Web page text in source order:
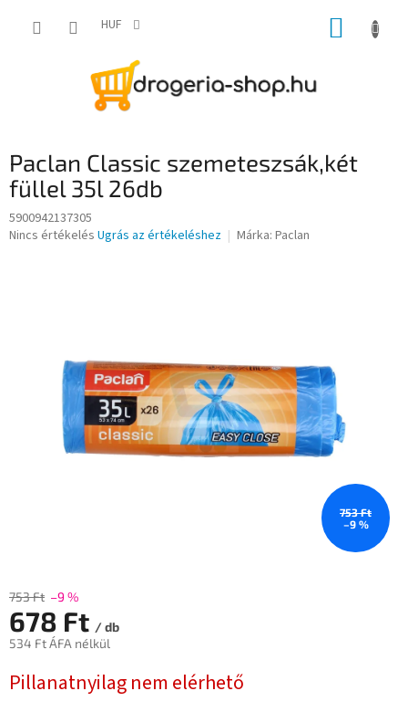
HUF KOSÁR
Paclan Classic szemeteszsák,két
füllel 35l 26db
5900942137305
A
Nincs értékelés Ugrás az értékeléshez Márka: Paclan
753 Ft
–9 %
753 Ft –9 %
678 Ft / db
534 Ft ÁFA nélkül
Pillanatnyilag nem elérhető